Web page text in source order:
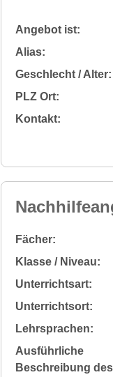
Angebot ist:
Alias:
Geschlecht / Alter:
PLZ Ort:
Kontakt:
Fächer:
Klasse / Niveau:
Unterrichtsart:
Unterrichtsort:
Lehrsprachen:
Ausführliche
Beschreibung des